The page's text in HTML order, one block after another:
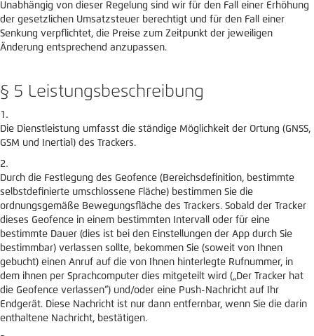
Unabhängig von dieser Regelung sind wir für den Fall einer Erhöhung
der gesetzlichen Umsatzsteuer berechtigt und für den Fall einer
Senkung verpflichtet, die Preise zum Zeitpunkt der jeweiligen
Änderung entsprechend anzupassen.
§ 5 Leistungsbeschreibung
Die Dienstleistung umfasst die ständige Möglichkeit der Ortung (GNSS,
GSM und Inertial) des Trackers.
Durch die Festlegung des Geofence (Bereichsdefinition, bestimmte
selbstdefinierte umschlossene Fläche) bestimmen Sie die
ordnungsgemäße Bewegungsfläche des Trackers. Sobald der Tracker
dieses Geofence in einem bestimmten Intervall oder für eine
bestimmte Dauer (dies ist bei den Einstellungen der App durch Sie
bestimmbar) verlassen sollte, bekommen Sie (soweit von Ihnen
gebucht) einen Anruf auf die von Ihnen hinterlegte Rufnummer, in
dem ihnen per Sprachcomputer dies mitgeteilt wird („Der Tracker hat
die Geofence verlassen“) und/oder eine Push-Nachricht auf Ihr
Endgerät. Diese Nachricht ist nur dann entfernbar, wenn Sie die darin
enthaltene Nachricht, bestätigen.